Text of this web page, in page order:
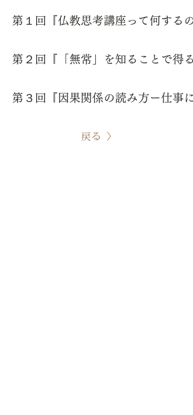
第１回『仏教思考講座って何する
第２回『「無常」を知ることで得
第３回『因果関係の読み方ー仕事
戻る >